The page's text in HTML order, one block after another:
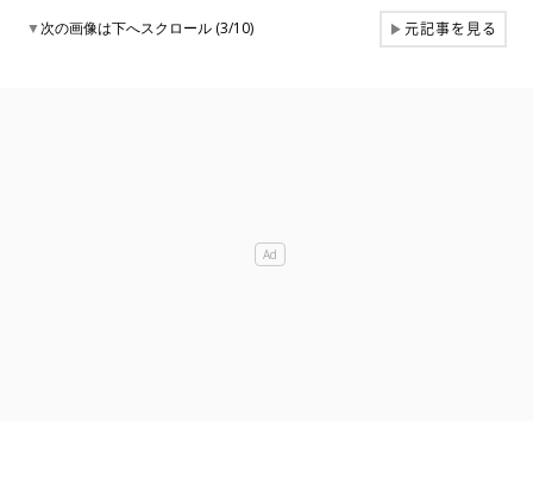
▼次の画像は下へスクロール (3/10) ▶元記事を見る